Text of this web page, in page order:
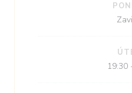
19:30